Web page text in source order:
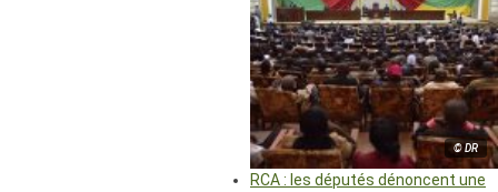
© DR
RCA : les députés dénoncent une